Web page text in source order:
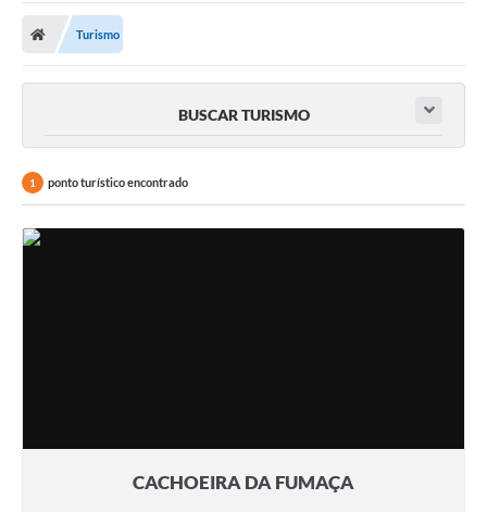
Turismo
BUSCAR TURISMO
1 ponto turístico encontrado
CACHOEIRA DA FUMAÇA